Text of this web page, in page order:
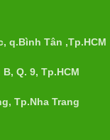
q.Bình Tân ,Tp.HCM
Q. 9, Tp.HCM
Tp.Nha Trang